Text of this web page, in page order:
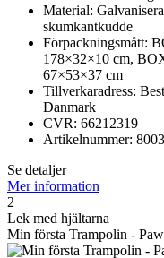
Material:
skumkantkudde
Förpackningsmått:
178×32×10 cm,
67×53×37 cm
Tillverkaradress:
Danmark
CVR: 66212319
Artikelnummer:
Se detaljer
Mer information
2
Lek med hjältarna
Min första Trampolin -